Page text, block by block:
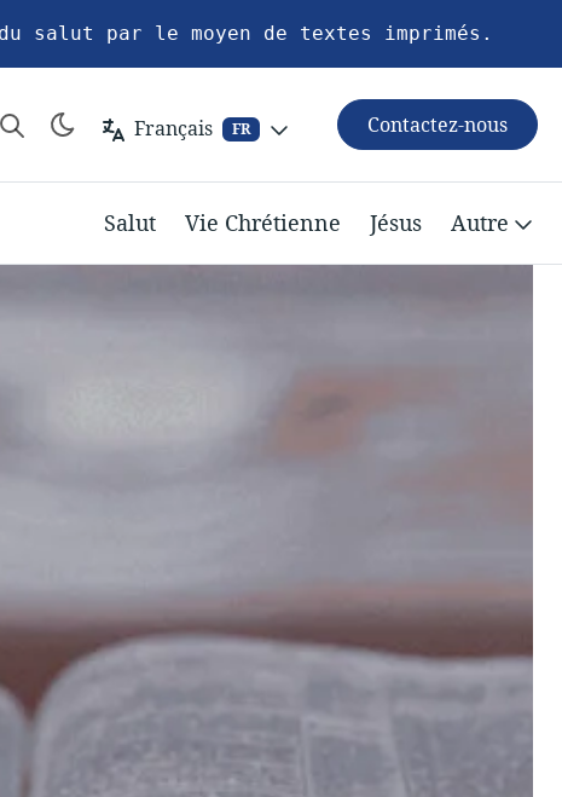
salut par le moyen de textes imprimés.
Français FR Contactez-nous
Salut Vie Chrétienne Jésus Autre